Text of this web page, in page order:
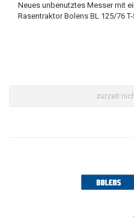
Neues unbenutztes Messer mit
Rasentraktor Bolens BL 125/76
zurzeit